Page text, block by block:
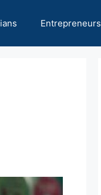
Entrepreneurs